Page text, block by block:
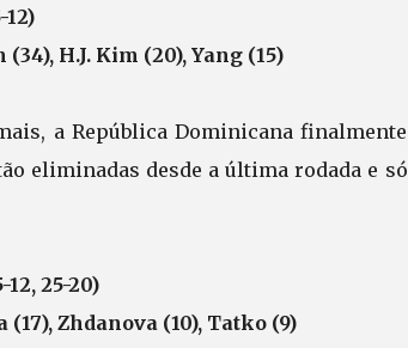
H.J. Kim (20), Yang (15)
a República Dominicana finalmente
eliminadas desde a última rodada e só
25-20)
Zhdanova (10), Tatko (9)